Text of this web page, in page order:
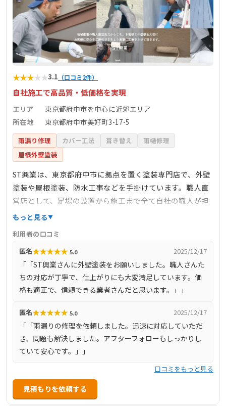
★★★★★3.1 （口コミ2件）
自社施工で高品質・低価格を実現
エリア
東京都府中市を中心に近郊エリア
所在地
東京都府中市美好町3-17-5
雨漏り修理 カバー工法 葺き替え
雨樋修理
屋根外壁塗装
ST興業は、東京都府中市に拠点を置く塗装専門店で、外壁
塗装や屋根塗装、防水工事などを手掛けています。職人直
営店として、足場の設置から施工まで全て自社の職人が担
当し、下請け業者を介さないことで中間マージンを排除
的にこだわり、外壁や屋根の塗装を通じて、長期間安心し
て住める住環境を提供することを目指しています。お客様
とのコミュニケーションを重視し、工事の進捗状況を日々
報告することで、不安や疑問を解消し、信頼関係を築いて
います。府中市を中心に、東京都全域および近隣県にも対
もっと見る
利用者の口コミ
匿名★★★★★ 5.0 2025/12/17
「「ST興業さんに外壁塗装をお願いしました。職人さんた
ちの対応が丁寧で、仕上がりにも大変満足しています。価
格も適正で、信頼できる業者さんだと思います。」」
匿名★★★★★ 5.0 2025/12/17
「「雨漏りの修理を依頼しました。迅速に対応していただ
き、問題も解決しました。アフターフォローもしっかりし
ていて安心です。」」
口コミをもっと見る
見積もりを依頼する